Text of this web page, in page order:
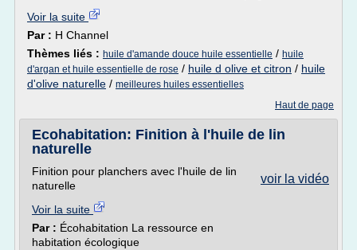
Voir la suite
Par : H Channel
Thèmes liés : huile d'amande douce huile essentielle / huile
d'argan et huile essentielle de rose / huile d olive et citron / huile
d'olive naturelle / meilleures huiles essentielles
Haut de page
Ecohabitation: Finition à l'huile de lin
naturelle
voir la vidéo
Finition pour planchers avec l'huile de lin
naturelle
Voir la suite
Par : Écohabitation La ressource en
habitation écologique